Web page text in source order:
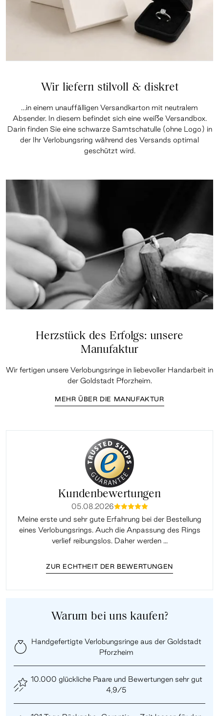
Wir liefern stilvoll & diskret
…in einem unauffälligen Versandkarton mit neutralem
Absender. In diesem befindet sich eine weiße Versandbox.
Darin finden Sie eine schwarze Samtschatulle (ohne Logo) in
der Ihr Verlobungsring während des Versands optimal
geschützt wird.
Herzstück des Erfolgs: unsere
Manufaktur
Wir fertigen unsere Verlobungsringe in liebevoller Handarbeit in
der Goldstadt Pforzheim.
MEHR ÜBER DIE MANUFAKTUR
Kundenbewertungen
05.08.2026mmmmm
Meine erste und sehr gute Erfahrung bei der Bestellung
eines Verlobungsrings. Auch die Anpassung des Rings
verlief reibungslos. Daher werden ...
ZUR ECHTHEIT DER BEWERTUNGEN
Warum bei uns kaufen?
Handgefertigte Verlobungsringe aus der Goldstadt
Pforzheim
10.000 glückliche Paare und Bewertungen sehr gut
4,9/5